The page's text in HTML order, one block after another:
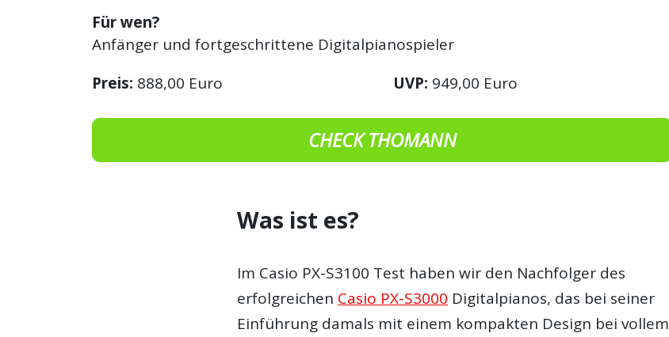
Für wen?
Anfänger und fortgeschrittene Digitalpianospieler
Preis: 888,00 Euro UVP: 949,00 Euro
CHECK THOMANN
Was ist es?
Im Casio PX-S3100 Test haben wir den Nachfolger des
erfolgreichen Casio PX-S3000 Digitalpianos, das bei seiner
Einführung damals mit einem kompakten Design bei vollem